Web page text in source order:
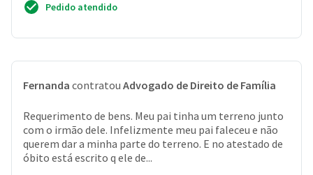
Pedido atendido
Fernanda contratou Advogado de Direito de Família
Requerimento de bens. Meu pai tinha um terreno junto
com o irmão dele. Infelizmente meu pai faleceu e não
querem dar a minha parte do terreno. E no atestado de
óbito está escrito q ele de...